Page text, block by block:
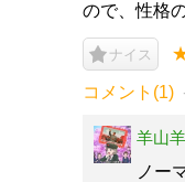
ので、性格
ナイス
コメント(1)
羊山羊
ノー